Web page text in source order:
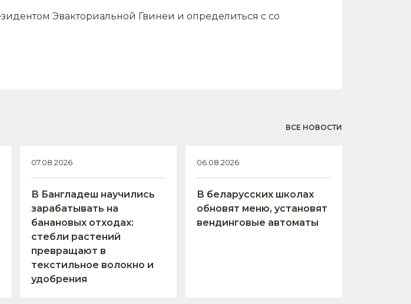
Эвакториальной Гвинеи и определиться с со
ВСЕ НОВОСТИ
07.08.2026
В Бангладеш научились
зарабатывать на
банановых отходах:
стебли растений
превращают в
текстильное волокно и
удобрения
06.08.2026
В беларусских школах
обновят меню, установят
вендинговые автоматы